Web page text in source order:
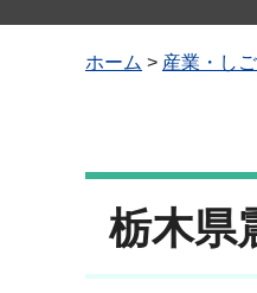
ホーム > 産業・し
栃木県